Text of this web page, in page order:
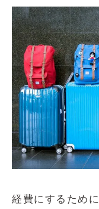
経費にするため